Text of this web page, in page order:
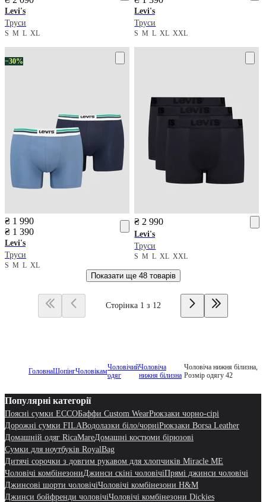
Levi's
Труси
S M L XL
Levi's
Труси
SMLXLXXL
−30%
₴ 1 990
₴ 1 390
Levi's
Труси
S M L XL
₴ 2 990
Levi's
Труси
SMLXLXXL
Показати ще 48 товарів
Сторінка 1 з 12
ГоловнаШопінгЧоловікамЧоловічий
одяг
Чоловіча
нижня білизна
Чоловіча нижня білизна,
Розмір одягу 42
Популярні категорії
Поясні сумки ECCOБаффи Custom WearРюкзаки чорно-сірі
Дорожні сумки FILAВодолазки біло/чорніРюкзаки Borsa Leather
Домашній одяг RicaMareДомашні костюми бірюзові
Сумки для ноутбуків RoyalBag
Дитячі сорочки з довгим рукавом для хлопчиків Miracle ME
Чоловічі комбінезониДжинси скіні чоловічіПрямі джинси чоловічі
Джинсові шорти чоловічіЧоловічі комбінезони H&M
Джинси бойфренди чоловічіЧоловічі комбінезони Dickies